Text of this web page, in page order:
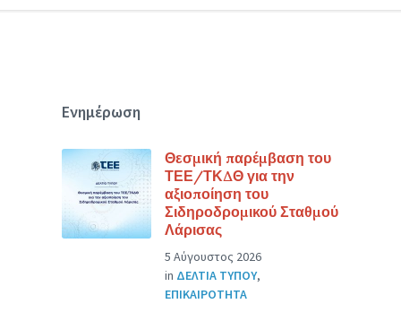
Ενημέρωση
Θεσμική παρέμβαση του
ΤΕΕ/ΤΚΔΘ για την
αξιοποίηση του
Σιδηροδρομικού Σταθμού
Λάρισας
5 Αύγουστος 2026
in ΔΕΛΤΙΑ ΤΥΠΟΥ,
ΕΠΙΚΑΙΡΟΤΗΤΑ